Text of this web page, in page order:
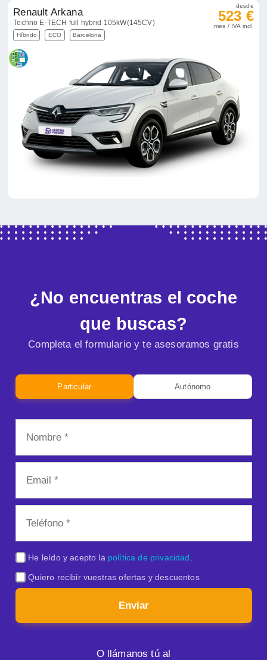
Renault Arkana
Techno E-TECH full hybrid 105kW(145CV)
Híbrido ECO Barcelona
desde
523 €
mes / IVA incl.
¿No encuentras el coche
que buscas?
Completa el formulario y te asesoramos gratis
Particular Autónomo
He leído y acepto la política de privacidad
Quiero recibir vuestras ofertas y descuentos
Enviar
O llámanos tú al